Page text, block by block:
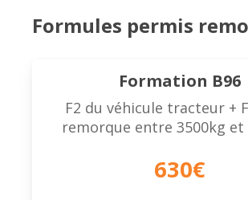
Formules permis
Formation B96
F2 du véhicule tracteur +
remorque entre 3500kg et
630€